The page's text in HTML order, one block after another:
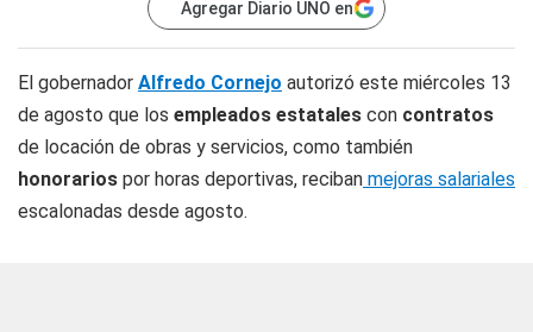
Agregar Diario UNO en
El gobernador Alfredo Cornejo autorizó este miércoles 13
de agosto que los empleados estatales con contratos
de locación de obras y servicios, como también
honorarios por horas deportivas, reciban mejoras salariales
escalonadas desde agosto.